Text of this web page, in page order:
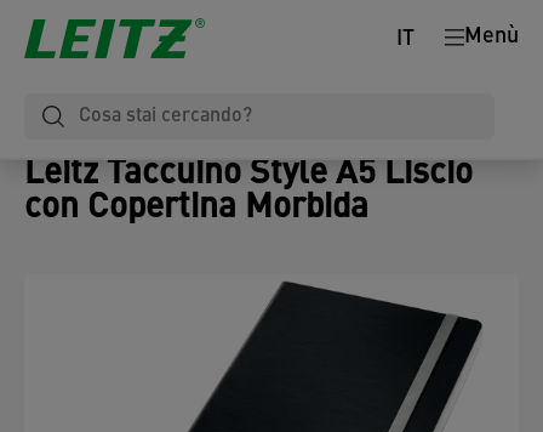
Menù
IT
Leitz Taccuino Style A5 Liscio
con Copertina Morbida